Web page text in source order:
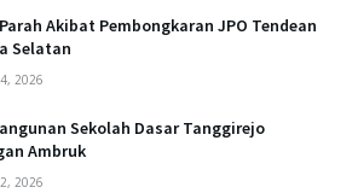
Akibat Pembongkaran JPO Tendean
Selatan
2026
Sekolah Dasar Tanggirejo
Ambruk
2026